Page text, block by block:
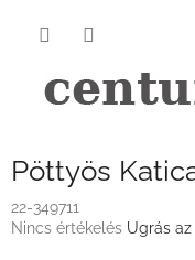
Pöttyös
22-349711
A
Nincs értékelés Ugrás